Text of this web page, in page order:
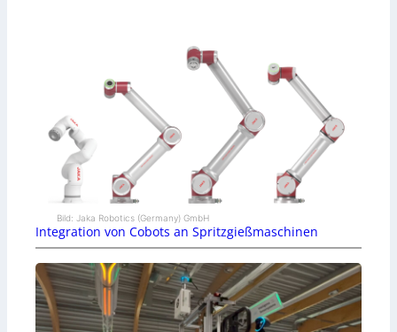
Bild: Jaka Robotics (Germany) GmbH
Integration von Cobots an Spritzgießmaschinen